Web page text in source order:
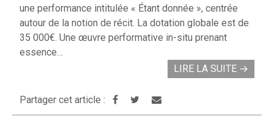
une performance intitulée « Étant donnée », centrée
autour de la notion de récit. La dotation globale est de
35 000€. Une œuvre performative in-situ prenant
essence…
LIRE LA SUITE →
Partager cet article :